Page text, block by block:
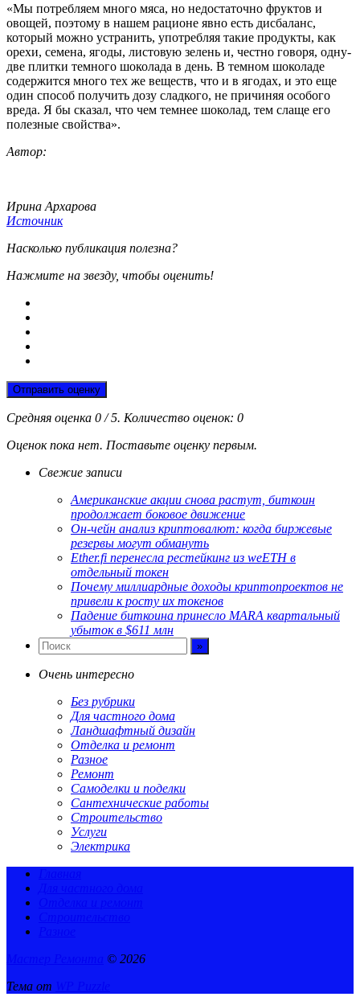
«Мы потребляем много мяса, но недостаточно фруктов и
овощей, поэтому в нашем рационе явно есть дисбаланс,
который можно устранить, употребляя такие продукты, как
орехи, семена, ягоды, листовую зелень и, честно говоря, одну-
две плитки темного шоколада в день. В темном шоколаде
содержится много тех же веществ, что и в ягодах, и это еще
один способ получить дозу сладкого, не причиняя особого
вреда. Я бы сказал, что чем темнее шоколад, тем слаще его
полезные свойства».
Автор:
Ирина Архарова
Источник
Насколько публикация полезна?
Нажмите на звезду, чтобы оценить!
Отправить оценку
Средняя оценка 0 / 5. Количество оценок: 0
Оценок пока нет. Поставьте оценку первым.
Свежие записи
Американские акции снова растут, биткоин
продолжает боковое движение
Он-чейн анализ криптовалют: когда биржевые
резервы могут обмануть
Ether.fi перенесла рестейкинг из weETH в
отдельный токен
Почему миллиардные доходы криптопроектов не
привели к росту их токенов
Падение биткоина принесло MARA квартальный
убыток в $611 млн
Очень интересно
Без рубрики
Для частного дома
Ландшафтный дизайн
Отделка и ремонт
Разное
Ремонт
Самоделки и поделки
Сантехнические работы
Строительство
Услуги
Электрика
© 2026
Тема от